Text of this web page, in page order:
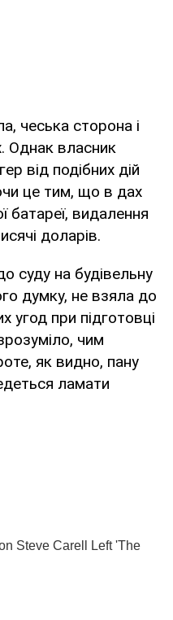
чеська сторона і
Однак власник
від подібних дій
це тим, що в дах
батареї, видалення
доларів.
суду на будівельну
думку, не взяла до
угод при підготовці
чим
як видно, пану
ламати